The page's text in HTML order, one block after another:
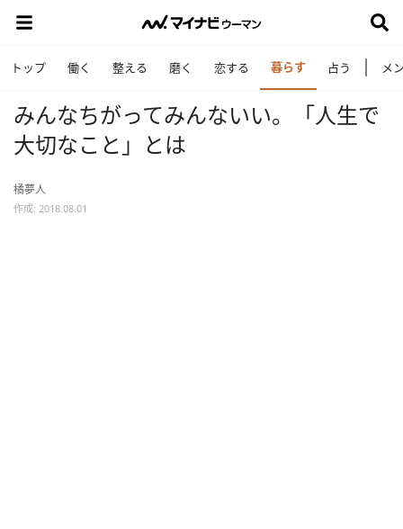
トップ 働く 整える 磨く 恋する 暮らす 占う メ
みんなちがってみんないい。「人生で
大切なこと」とは
橘夢人
作成: 2018.08.01